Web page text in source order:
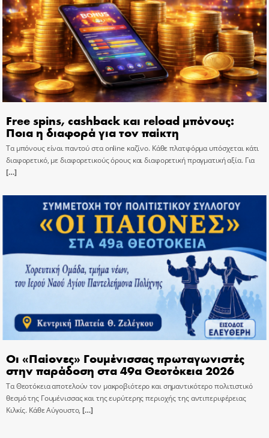
Free spins, cashback και reload μπόνους:
Ποια η διαφορά για τον παίκτη
Τα μπόνους είναι παντού στα online καζίνο. Κάθε πλατφόρμα υπόσχεται κάτι
διαφορετικό, με διαφορετικούς όρους και διαφορετική πραγματική αξία. Για
[…]
Οι «Παίονες» Γουμένισσας πρωταγωνιστές
στην παράδοση στα 49α Θεοτόκεια 2026
Τα Θεοτόκεια αποτελούν τον μακροβιότερο και σημαντικότερο πολιτιστικό
θεσμό της Γουμένισσας και της ευρύτερης περιοχής της αντιπεριφέρειας
Κιλκίς. Κάθε Αύγουστο, […]